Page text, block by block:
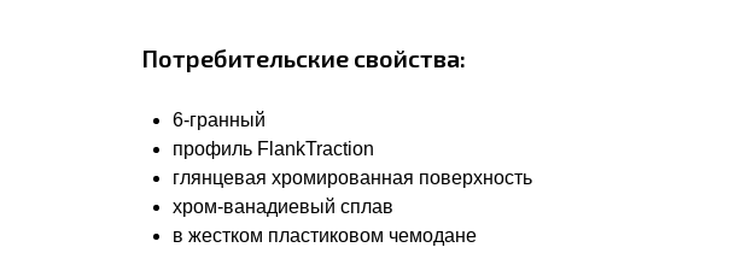
Потребительские свойства:
6-гранный
профиль FlankTraction
глянцевая хромированная поверхность
хром-ванадиевый сплав
в жестком пластиковом чемодане